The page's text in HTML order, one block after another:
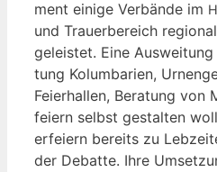
ment eini­ge Ver­bän­de im
und Trau­er­be­reich
geleis­tet. Eine
tung Kolum­ba­ri­en,
Fei­er­hal­len, Bera­tung von
fei­ern selbst gestal­ten
er­fei­ern bereits zu
der Debat­te. Ihre